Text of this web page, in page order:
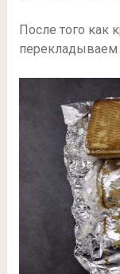
После того как
перекладываем